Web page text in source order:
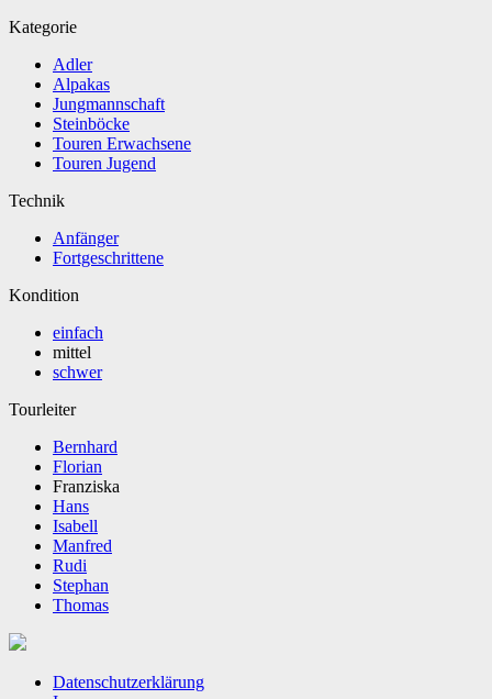
Kategorie
Adler
Alpakas
Jungmannschaft
Steinböcke
Touren Erwachsene
Touren Jugend
Technik
Anfänger
Fortgeschrittene
Kondition
einfach
mittel
schwer
Tourleiter
Bernhard
Florian
Franziska
Hans
Isabell
Manfred
Rudi
Stephan
Thomas
Datenschutzerklärung